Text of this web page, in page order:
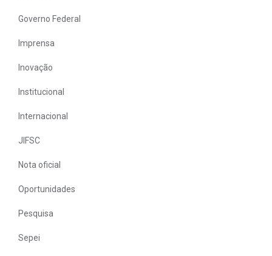
Governo Federal
Imprensa
Inovação
Institucional
Internacional
JIFSC
Nota oficial
Oportunidades
Pesquisa
Sepei